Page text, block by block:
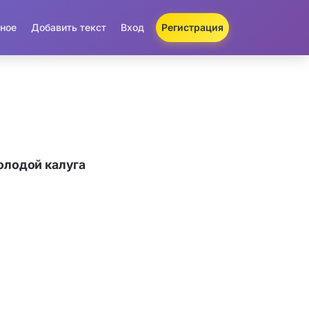
Добавить текст Вход Регистрация
калуга